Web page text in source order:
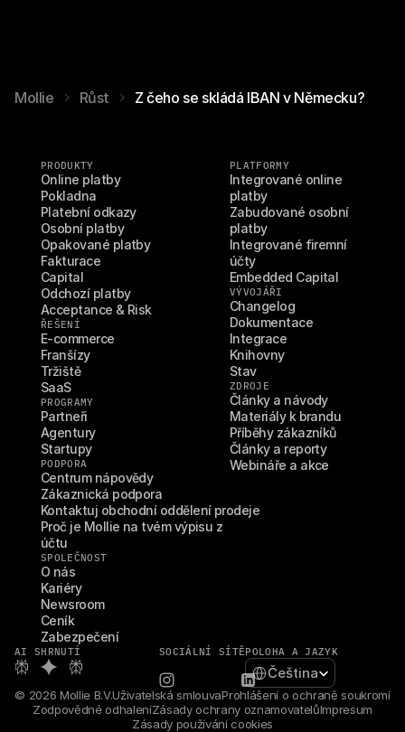
Mollie Růst Z čeho se skládá IBAN v Německu?
PRODUKTY
Online platby
Pokladna
Platební odkazy
Osobní platby
Opakované platby
Fakturace
Capital
Odchozí platby
Acceptance & Risk
ŘEŠENÍ
E-commerce
Franšízy
Tržiště
SaaS
PROGRAMY
Partneři
Agentury
Startupy
PODPORA
Centrum nápovědy
Zákaznická podpora
Kontaktuj obchodní oddělení prodeje
Proč je Mollie na tvém výpisu z
účtu
SPOLEČNOST
O nás
Kariéry
Newsroom
Ceník
Zabezpečení
PLATFORMY
Integrované online
platby
Zabudované osobní
platby
Integrované firemní
účty
Embedded Capital
VÝVOJÁŘI
Changelog
Dokumentace
Integrace
Knihovny
Stav
ZDROJE
Články a návody
Materiály k brandu
Příběhy zákazníků
Články a reporty
Webináře a akce
AI SHRNUTÍ SOCIÁLNÍ SÍTĚPOLOHA A JAZYK
Select Language
Čeština
© 2026 Mollie B.V.Uživatelská smlouvaProhlášení o ochraně soukromí
Zodpovědné odhaleníZásady ochrany oznamovatelůImpresum
Zásady používání cookies